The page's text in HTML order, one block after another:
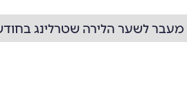
מעבר לשער הלירה שטרלינג בחודש 07/